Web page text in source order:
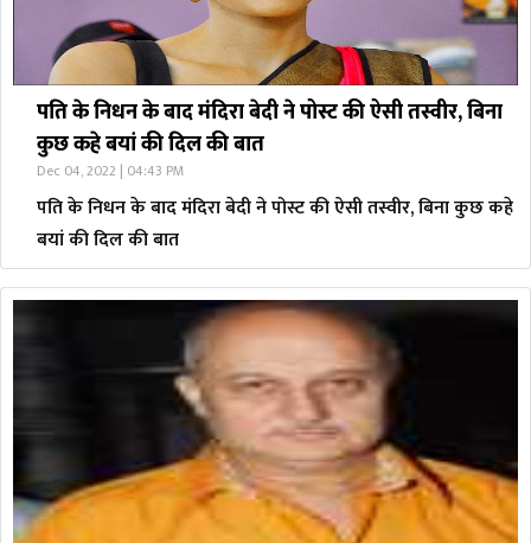
पति के निधन के बाद मंदिरा बेदी ने पोस्ट की ऐसी तस्वीर, बिना
कुछ कहे बयां की दिल की बात
Dec 04, 2022 | 04:43 PM
पति के निधन के बाद मंदिरा बेदी ने पोस्ट की ऐसी तस्वीर, बिना कुछ कहे
बयां की दिल की बात